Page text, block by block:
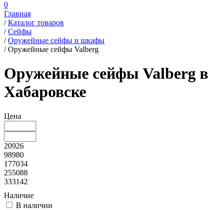
0
Главная
/ Каталог товаров
/ Сейфы
/ Оружейные сейфы и шкафы
/ Оружейные сейфы Valberg
Оружейные сейфы Valberg в
Хабаровске
Цена
20926
98980
177034
255088
333142
Наличие
В наличии